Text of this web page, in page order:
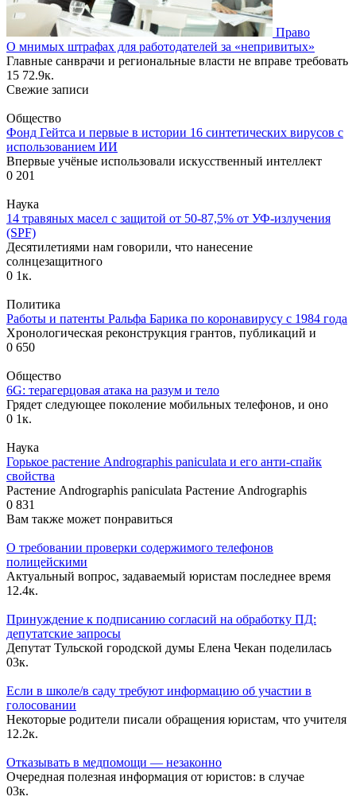
Право
О мнимых штрафах для работодателей за «непривитых»
Главные санврачи и региональные власти не вправе требовать
15 72.9к.
Свежие записи
Общество
Фонд Гейтса и первые в истории 16 синтетических вирусов с
использованием ИИ
Впервые учёные использовали искусственный интеллект
0 201
Наука
14 травяных масел с защитой от 50-87,5% от УФ-излучения
(SPF)
Десятилетиями нам говорили, что нанесение
солнцезащитного
0 1к.
Политика
Работы и патенты Ральфа Барика по коронавирусу с 1984 года
Хронологическая реконструкция грантов, публикаций и
0 650
Общество
6G: терагерцовая атака на разум и тело
Грядет следующее поколение мобильных телефонов, и оно
0 1к.
Наука
Горькое растение Andrographis paniculata и его анти-спайк
свойства
Растение Andrographis paniculata Растение Andrographis
0 831
Вам также может понравиться
О требовании проверки содержимого телефонов
полицейскими
Актуальный вопрос, задаваемый юристам последнее время
1 2.4к.
Принуждение к подписанию согласий на обработку ПД:
депутатские запросы
Депутат Тульской городской думы Елена Чекан поделилась
03к.
Если в школе/в саду требуют информацию об участии в
голосовании
Некоторые родители писали обращения юристам, что учителя
1 2.2к.
Отказывать в медпомощи — незаконно
Очередная полезная информация от юристов: в случае
03к.